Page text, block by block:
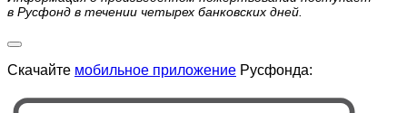
в Русфонд в течении четырех банковских дней.
Скачайте мобильное приложение Русфонда: